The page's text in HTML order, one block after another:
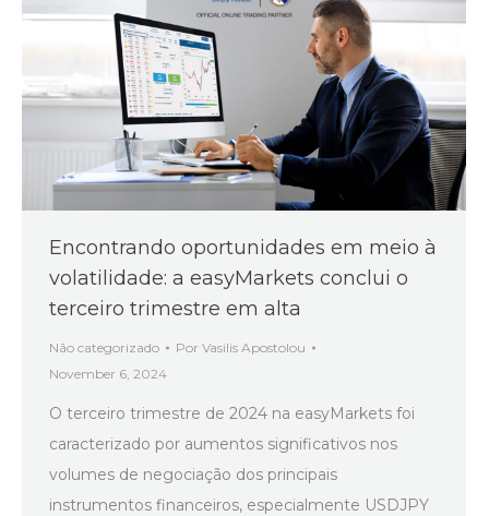
Encontrando oportunidades em meio à
volatilidade: a easyMarkets conclui o
terceiro trimestre em alta
Não categorizado Por Vasilis Apostolou
November 6, 2024
O terceiro trimestre de 2024 na easyMarkets foi
caracterizado por aumentos significativos nos
volumes de negociação dos principais
instrumentos financeiros, especialmente USDJPY